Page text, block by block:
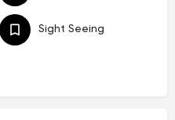
Sight Seeing